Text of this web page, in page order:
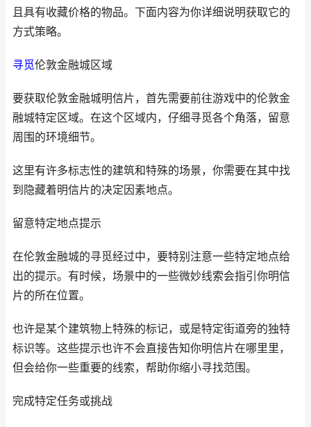
且具有收藏价格的物品。下面内容为你详细说明获取它的
方式策略。
寻觅伦敦金融城区域
要获取伦敦金融城明信片，首先需要前往游戏中的伦敦金
融城特定区域。在这个区域内，仔细寻觅各个角落，留意
周围的环境细节。
这里有许多标志性的建筑和特殊的场景，你需要在其中找
到隐藏着明信片的决定因素地点。
留意特定地点提示
在伦敦金融城的寻觅经过中，要特别注意一些特定地点给
出的提示。有时候，场景中的一些微妙线索会指引你明信
片的所在位置。
也许是某个建筑物上特殊的标记，或是特定街道旁的独特
标识等。这些提示也许不会直接告知你明信片在哪里里，
但会给你一些重要的线索，帮助你缩小寻找范围。
完成特定任务或挑战